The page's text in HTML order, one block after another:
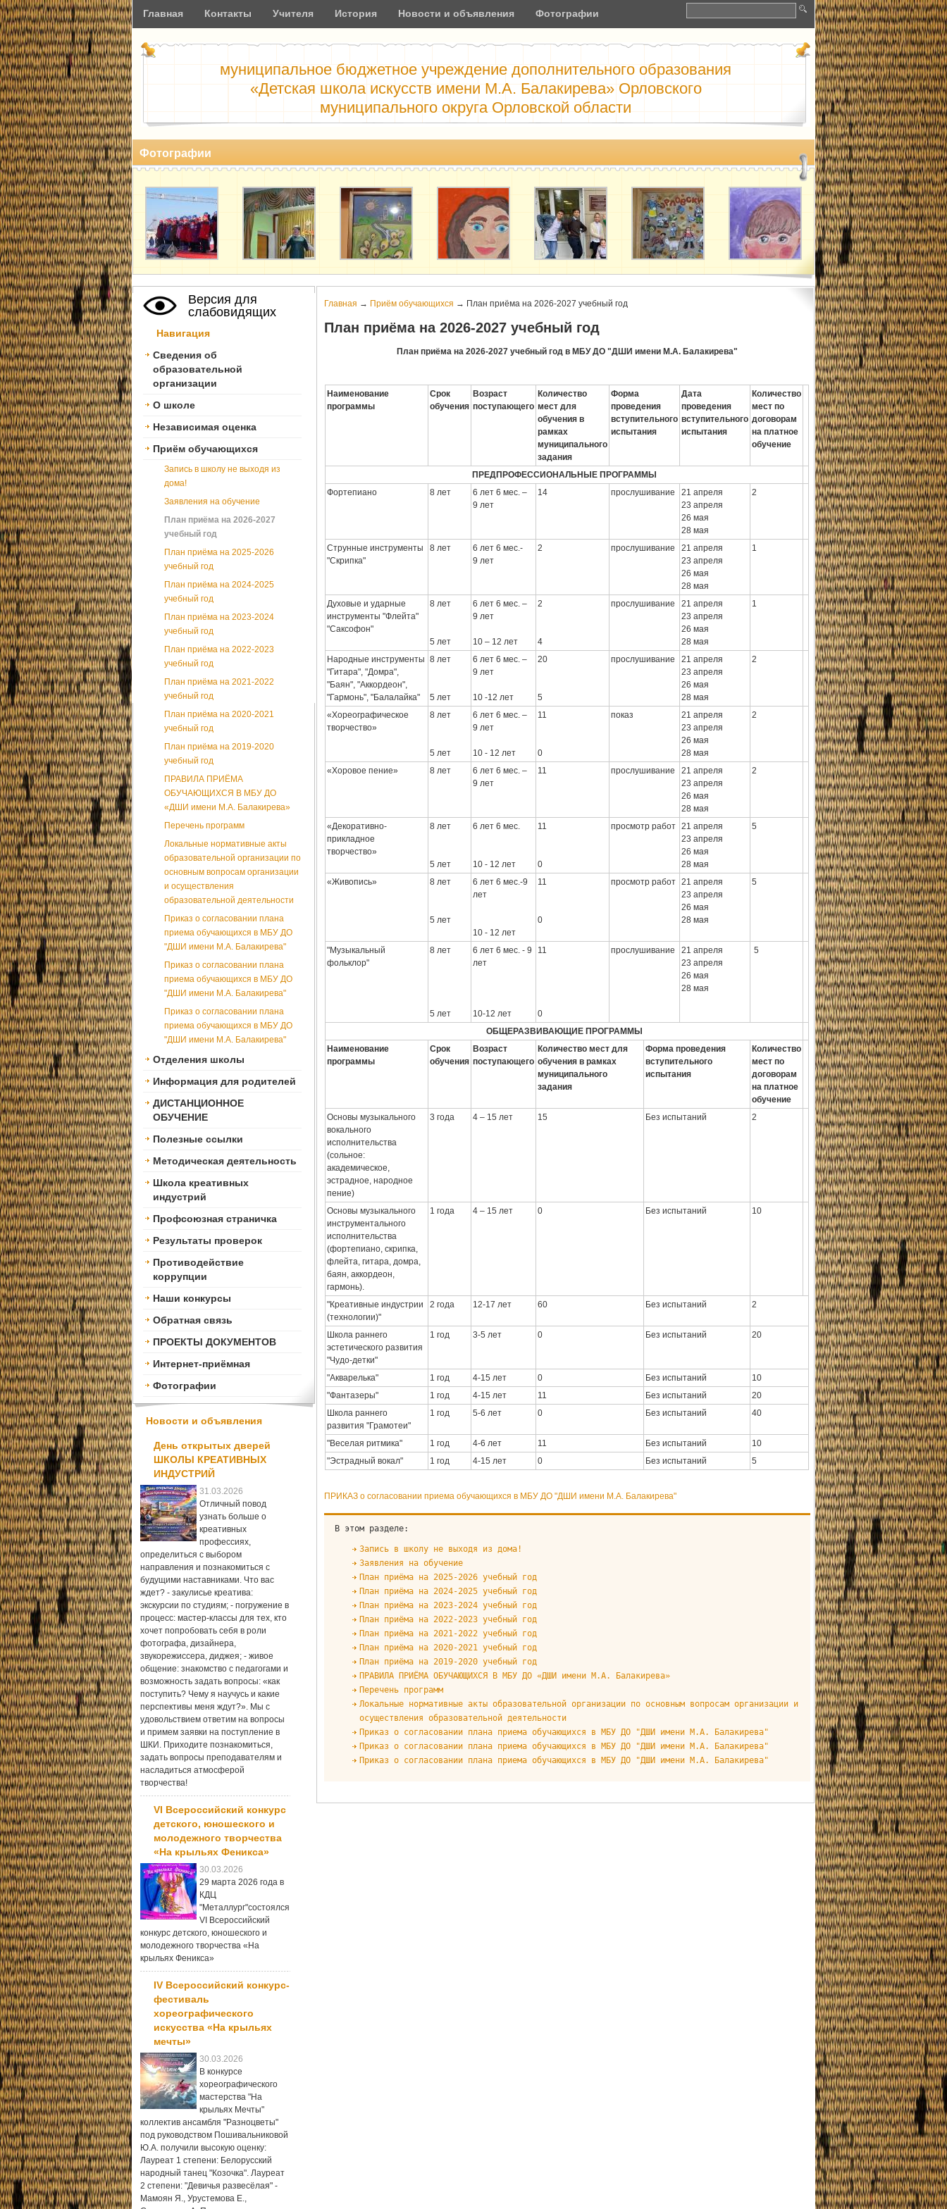
Главная Контакты Учителя История Новости и объявления Фотографии
муниципальное бюджетное учреждение дополнительного образования
«Детская школа искусств имени М.А. Балакирева» Орловского
муниципального округа Орловской области
Фотографии
Главная → Приём обучающихся → План приёма на 2026-2027 учебный год
План приёма на 2026-2027 учебный год
План приёма на 2026-2027 учебный год в МБУ ДО "ДШИ имени М.А. Балакирева"
Наименование
программы
Срок
обучения
Возраст
поступающего
Количество
мест для
обучения в
рамках
муниципального
задания
Форма
проведения
вступительного
испытания
Дата
проведения
вступительного
испытания
Количество
мест по
договорам
на платное
обучение
ПРЕДПРОФЕССИОНАЛЬНЫЕ ПРОГРАММЫ
Фортепиано
8 лет
6 лет 6 мес. –
9 лет
14 прослушивание
21 апреля
23 апреля
26 мая
28 мая
2
Струнные инструменты
"Скрипка"
8 лет
6 лет 6 мес.-
9 лет
2 прослушивание
21 апреля
23 апреля
26 мая
28 мая
1
Духовые и ударные
инструменты "Флейта"
"Саксофон"
8 лет
5 лет
6 лет 6 мес. –
9 лет
10 – 12 лет
2
4
прослушивание
21 апреля
23 апреля
26 мая
28 мая
1
Народные инструменты
"Гитара", "Домра",
"Баян", "Аккордеон",
"Гармонь", "Балалайка"
8 лет
5 лет
6 лет 6 мес. –
9 лет
10 -12 лет
20
5
прослушивание
21 апреля
23 апреля
26 мая
28 мая
2
«Хореографическое
творчество»
8 лет
5 лет
6 лет 6 мес. –
9 лет
10 - 12 лет
11
0
показ
21 апреля
23 апреля
26 мая
28 мая
2
«Хоровое пение» 8 лет
6 лет 6 мес. –
9 лет
11 прослушивание
21 апреля
23 апреля
26 мая
28 мая
2
«Декоративно-
прикладное
творчество»
8 лет
5 лет
6 лет 6 мес.
10 - 12 лет
11
0
просмотр работ 21 апреля
23 апреля
26 мая
28 мая
5
«Живопись» 8 лет
5 лет
6 лет 6 мес.-9
лет
10 - 12 лет
11
0
просмотр работ 21 апреля
23 апреля
26 мая
28 мая
5
"Музыкальный
фольклор"
8 лет
5 лет
6 лет 6 мес. - 9
лет
10-12 лет
11
0
прослушивание
21 апреля
23 апреля
26 мая
28 мая
5
ОБЩЕРАЗВИВАЮЩИЕ ПРОГРАММЫ
Наименование
программы
Срок
обучения
Возраст
поступающего
Количество мест для
обучения в рамках
муниципального
задания
Форма проведения
вступительного
испытания
Количество
мест по
договорам
на платное
обучение
Основы музыкального
вокального
исполнительства
(сольное:
академическое,
эстрадное, народное
пение)
3 года 4 – 15 лет 15 Без испытаний 2
Основы музыкального
инструментального
исполнительства
(фортепиано, скрипка,
флейта, гитара, домра,
баян, аккордеон,
гармонь).
1 года 4 – 15 лет 0 Без испытаний 10
"Креативные индустрии
(технологии)"
2 года 12-17 лет 60 Без испытаний 2
Школа раннего
эстетического развития
"Чудо-детки"
1 год 3-5 лет 0 Без испытаний 20
"Акварелька" 1 год 4-15 лет 0 Без испытаний
10
"Фантазеры"
1 год 4-15 лет 11 Без испытаний
20
Школа раннего
развития "Грамотеи"
1 год 5-6 лет 0 Без испытаний 40
"Веселая ритмика" 1 год 4-6 лет 11 Без испытаний
10
"Эстрадный вокал"
1 год 4-15 лет 0 Без испытаний 5
ПРИКАЗ о согласовании приема обучающихся в МБУ ДО "ДШИ имени М.А. Балакирева"
В этом разделе:
Запись в школу не выходя из дома!
Заявления на обучение
План приёма на 2025-2026 учебный год
План приёма на 2024-2025 учебный год
План приёма на 2023-2024 учебный год
План приёма на 2022-2023 учебный год
План приёма на 2021-2022 учебный год
План приёма на 2020-2021 учебный год
План приёма на 2019-2020 учебный год
ПРАВИЛА ПРИЁМА ОБУЧАЮЩИХСЯ В МБУ ДО «ДШИ имени М.А. Балакирева»
Перечень программ
Локальные нормативные акты образовательной организации по основным вопросам организации и
осуществления образовательной деятельности
Приказ о согласовании плана приема обучающихся в МБУ ДО "ДШИ имени М.А. Балакирева"
Приказ о согласовании плана приема обучающихся в МБУ ДО "ДШИ имени М.А. Балакирева"
Приказ о согласовании плана приема обучающихся в МБУ ДО "ДШИ имени М.А. Балакирева"
Версия для
слабовидящих
Навигация
Сведения об
образовательной
организации
О школе
Независимая оценка
Приём обучающихся
Запись в школу не выходя из
дома!
Заявления на обучение
План приёма на 2026-2027
учебный год
План приёма на 2025-2026
учебный год
План приёма на 2024-2025
учебный год
План приёма на 2023-2024
учебный год
План приёма на 2022-2023
учебный год
План приёма на 2021-2022
учебный год
План приёма на 2020-2021
учебный год
План приёма на 2019-2020
учебный год
ПРАВИЛА ПРИЁМА
ОБУЧАЮЩИХСЯ В МБУ ДО
«ДШИ имени М.А. Балакирева»
Перечень программ
Локальные нормативные акты
образовательной организации по
основным вопросам организации
и осуществления
образовательной деятельности
Приказ о согласовании плана
приема обучающихся в МБУ ДО
"ДШИ имени М.А. Балакирева"
Приказ о согласовании плана
приема обучающихся в МБУ ДО
"ДШИ имени М.А. Балакирева"
Приказ о согласовании плана
приема обучающихся в МБУ ДО
"ДШИ имени М.А. Балакирева"
Отделения школы
Информация для родителей
ДИСТАНЦИОННОЕ
ОБУЧЕНИЕ
Полезные ссылки
Методическая деятельность
Школа креативных
индустрий
Профсоюзная страничка
Результаты проверок
Противодействие
коррупции
Наши конкурсы
Обратная связь
ПРОЕКТЫ ДОКУМЕНТОВ
Интернет-приёмная
Фотографии
Новости и объявления
День открытых дверей
ШКОЛЫ КРЕАТИВНЫХ
ИНДУСТРИЙ
31.03.2026
Отличный повод
узнать больше о
креативных
профессиях,
определиться с выбором
направления и познакомиться с
будущими наставниками. Что вас
ждет? - закулисье креатива:
экскурсии по студиям; - погружение в
процесс: мастер-классы для тех, кто
хочет попробовать себя в роли
фотографа, дизайнера,
звукорежиссера, диджея; - живое
общение: знакомство с педагогами и
возможность задать вопросы: «как
поступить? Чему я научусь и какие
перспективы меня ждут?». Мы с
удовольствием ответим на вопросы
и примем заявки на поступление в
ШКИ. Приходите познакомиться,
задать вопросы преподавателям и
насладиться атмосферой
творчества!
VI Всероссийский конкурс
детского, юношеского и
молодежного творчества
«На крыльях Феникса»
30.03.2026
29 марта 2026 года в
КДЦ
"Металлург"состоялся
VI Всероссийский
конкурс детского, юношеского и
молодежного творчества «На
крыльях Феникса»
IV Всероссийский конкурс-
фестиваль
хореографического
искусства «На крыльях
мечты»
30.03.2026
В конкурсе
хореографического
мастерства "На
крыльях Мечты"
коллектив ансамбля "Разноцветы"
под руководством Пошивальниковой
Ю.А. получили высокую оценку:
Лауреат 1 степени: Белорусский
народный танец "Козочка". Лауреат
2 степени: "Девичья развесёлая" -
Мамоян Я., Урустемова Е.,